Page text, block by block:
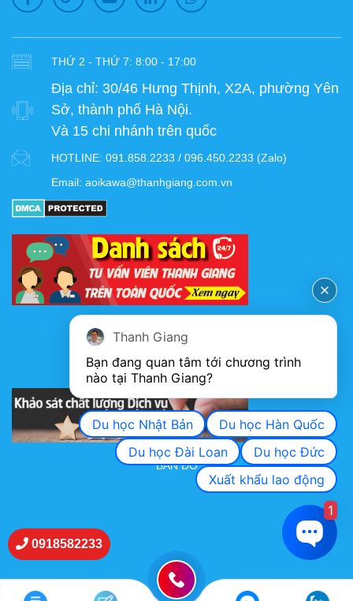
THỨ 2 - THỨ 7: 8:00 - 17:00
Địa chỉ: 30/46 Hưng Thịnh, X2A, phường Yên
Sở, thành phố Hà Nội.
Và 15 chi nhánh trên quốc
HOTLINE: 091.858.2233 / 096.450.2233 (Zalo)
Email: aoikawa@thanhgiang.com.vn
KHẢO SÁT CHẤT LƯỢNG DỊCH VỤ
BẢN ĐỒ
0918582233
Thanh Giang
Bạn đang quan tâm tới chương trình
nào tại Thanh Giang?
Du học Nhật Bản
Du học Hàn Quốc
Du học Đài Loan
Du học Đức
Xuất khẩu lao động
1